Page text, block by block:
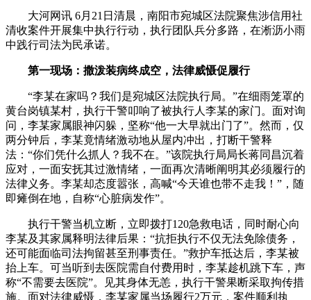
大河网讯 6月21日清晨，南阳市宛城区法院聚焦涉信用社
清收案件开展集中执行行动，执行团队兵分多路，在淅沥小雨
中践行司法为民承诺。
第一现场：撒泼装病终成空，法律威慑促履行
“李某在家吗？我们是宛城区法院执行局。”在细雨笼罩的
黄台岗镇某村，执行干警叩响了被执行人李某的家门。面对询
问，李某家属眼神闪躲，坚称“他一大早就出门了”。然而，仅
两分钟后，李某竟情绪激动地从屋内冲出，打断干警释
法：“你们凭什么抓人？我不在。”该院执行局局长蒋同昌沉着
应对，一面安抚其过激情绪，一面再次清晰阐明其必须履行的
法律义务。李某却态度嚣张，高喊“今天谁也带不走我！”，随
即瘫倒在地，自称“心脏病发作”。
执行干警当机立断，立即拨打120急救电话，同时耐心向
李某及其家属释明法律后果：“抗拒执行不仅无法免除债务，
还可能面临司法拘留甚至刑事责任。”救护车抵达后，李某被
抬上车。可当听到去医院需自付费用时，李某趁机跳下车，声
称“不需要去医院”。见其身体无恙，执行干警果断采取拘传措
施。面对法律威慑，李某家属当场履行2万元，案件顺利执